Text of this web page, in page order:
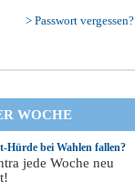
> Passwort vergessen?
WOCHE
Hürde bei Wahlen fallen?
jede Woche neu